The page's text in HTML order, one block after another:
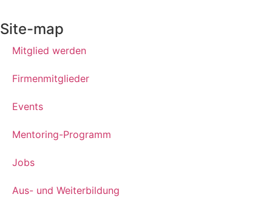
Site-map
Mitglied werden
Firmenmitglieder
Events
Mentoring-Programm
Jobs
Aus- und Weiterbildung